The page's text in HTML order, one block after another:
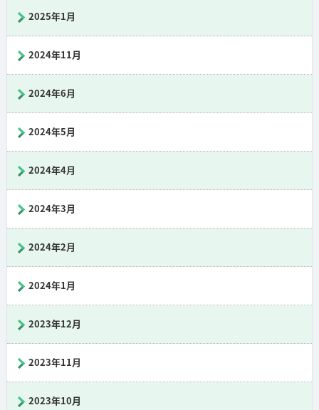
2025年1月
2024年11月
2024年6月
2024年5月
2024年4月
2024年3月
2024年2月
2024年1月
2023年12月
2023年11月
2023年10月